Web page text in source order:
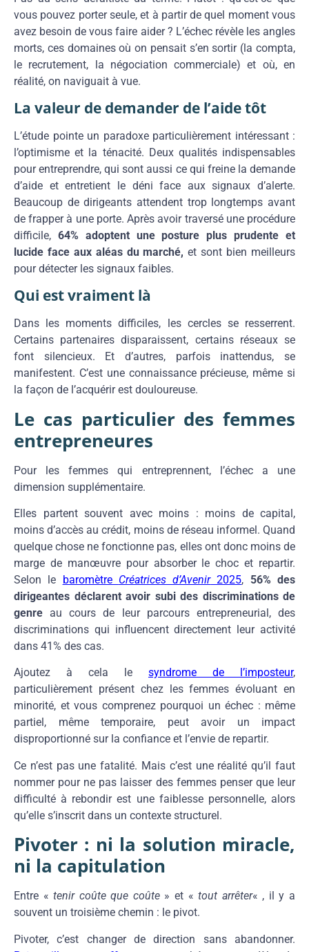
vous pouvez porter seule, et à partir de quel moment vous
avez besoin de vous faire aider ? L’échec révèle les angles
morts, ces domaines où on pensait s’en sortir (la compta,
le recrutement, la négociation commerciale) et où, en
réalité, on naviguait à vue.
La valeur de demander de l’aide tôt
L’étude pointe un paradoxe particulièrement intéressant :
l’optimisme et la ténacité. Deux qualités indispensables
pour entreprendre, qui sont aussi ce qui freine la demande
d’aide et entretient le déni face aux signaux d’alerte.
Beaucoup de dirigeants attendent trop longtemps avant
de frapper à une porte. Après avoir traversé une procédure
difficile, 64% adoptent une posture plus prudente et
lucide face aux aléas du marché, et sont bien meilleurs
pour détecter les signaux faibles.
Qui est vraiment là
Dans les moments difficiles, les cercles se resserrent.
Certains partenaires disparaissent, certains réseaux se
font silencieux. Et d’autres, parfois inattendus, se
manifestent. C’est une connaissance précieuse, même si
la façon de l’acquérir est douloureuse.
Le cas particulier des femmes
entrepreneures
Pour les femmes qui entreprennent, l’échec a une
dimension supplémentaire.
Elles partent souvent avec moins : moins de capital,
moins d’accès au crédit, moins de réseau informel. Quand
quelque chose ne fonctionne pas, elles ont donc moins de
marge de manœuvre pour absorber le choc et repartir.
Selon le baromètre Créatrices d’Avenir2025, 56% des
dirigeantes déclarent avoir subi des discriminations de
genre au cours de leur parcours entrepreneurial, des
discriminations qui influencent directement leur activité
dans 41% des cas.
Ajoutez à cela le syndrome de l’imposteur,
particulièrement présent chez les femmes évoluant en
minorité, et vous comprenez pourquoi un échec : même
partiel, même temporaire, peut avoir un impact
disproportionné sur la confiance et l’envie de repartir.
Ce n’est pas une fatalité. Mais c’est une réalité qu’il faut
nommer pour ne pas laisser des femmes penser que leur
difficulté à rebondir est une faiblesse personnelle, alors
qu’elle s’inscrit dans un contexte structurel.
Pivoter : ni la solution miracle,
ni la capitulation
Entre «tenir coûte que coûte» et «tout arrêter« , il y a
souvent un troisième chemin : le pivot.
Pivoter, c’est changer de direction sans abandonner.